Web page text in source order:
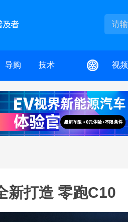
导购 技术 视频
新打造 零跑C10